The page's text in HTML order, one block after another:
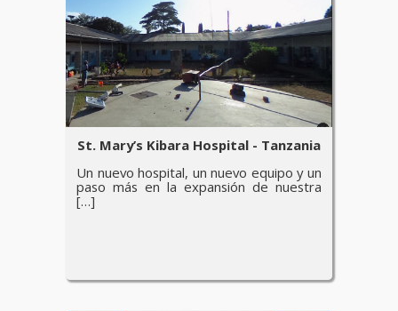
St. Mary’s Kibara Hospital - Tanzania
Un nuevo hospital, un nuevo equipo y un
paso más en la expansión de nuestra
[…]